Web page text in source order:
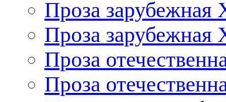
Проза зарубежная
Проза
Проза
Проза